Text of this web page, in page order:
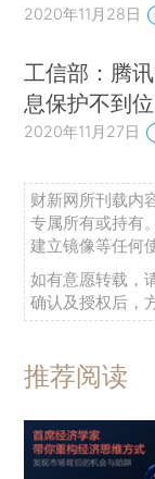
2020年11月28日
工信部：腾
息保护不到
2020年11月27日
财新网所刊载内
专属所有或持有
建立镜像等任何
如有意愿转载，
确认及授权后，
推荐阅读